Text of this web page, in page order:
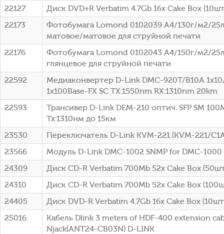
22127
Диск DVD+R Verbatim 4.7Gb 16x Cake Box
22173
Фотобумага Lomond 0102039 A4/130г/м2/
матовое/матовое для струйной печати
22176
Фотобумага Lomond 0102043 A4/150г/м2/
глянцевое для струйной печати
22592
Медиаконвертер D-Link DMC-920T/B10A
1x100Base-FX SC ТХ:1550nm RX:1310nm 20km
22593
Трансивер D-Link DEM-210 оптич. SFP SM
Tx:1310нм до 15км
23530
Переключатель D-Link KVM-221 (KVM-221/
23566
Модуль D-Link DMC-1002 SNMP for DMC-1000
24309
Диск CD-R Verbatim 700Mb 52x Cake Box
24310
Диск CD-R Verbatim 700Mb 52x Cake Box
24405
Диск DVD-R Verbatim 4.7Gb 16x Cake Box
25016
Кабель Dlink 3 meters of HDF-400 extension
Njack(ANT24-CB03N) D-LINK